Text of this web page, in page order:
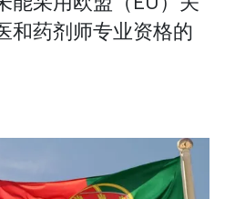
和药剂师专业资格的